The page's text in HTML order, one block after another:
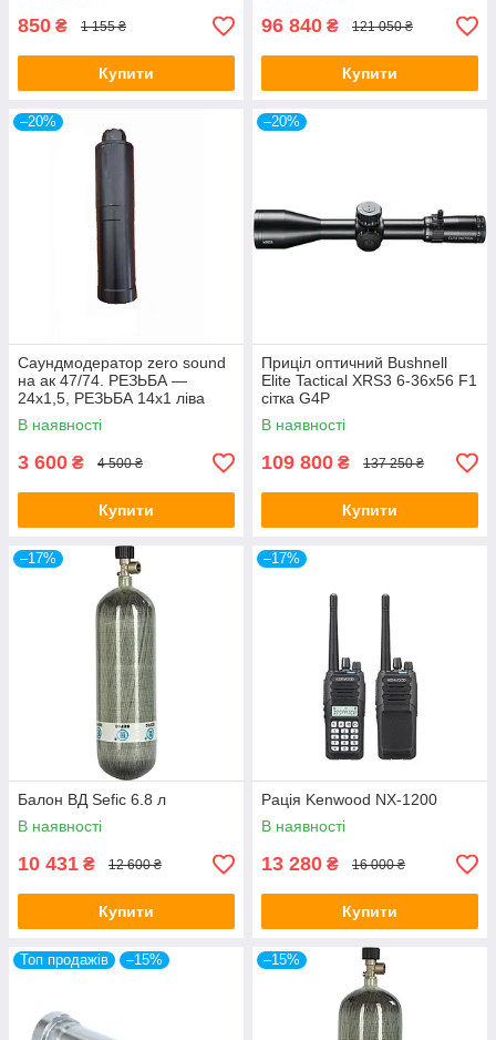
850 ₴ 1 155 ₴
Купити
96 840 ₴ 121 050 ₴
Купити
–20%
Саундмодератор zero sound
на ак 47/74. РЕЗЬБА —
24х1,5, РЕЗЬБА 14х1 ліва
В наявності
3 600 ₴ 4 500 ₴
Купити
–20%
Приціл оптичний Bushnell
Elite Tactical XRS3 6-36x56 F1
сітка G4P
В наявності
109 800 ₴ 137 250 ₴
Купити
–17%
Балон ВД Sefic 6.8 л
В наявності
10 431 ₴ 12 600 ₴
Купити
–17%
Рація Kenwood NX-1200
В наявності
13 280 ₴ 16 000 ₴
Купити
Топ продажів –15% –15%